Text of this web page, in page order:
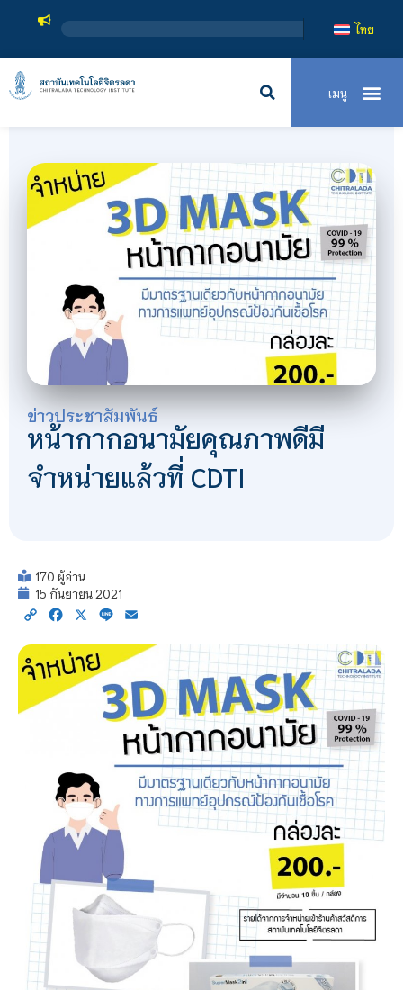
สถาบันเทค
ไทย
ข่าวประชาสัมพันธ์
หน้ากากอนามัยคุณภาพดีมี
จำหน่ายแล้วที่ CDTI
170 ผู้อ่าน
15 กันยายน 2021
Copy Facebook
X Line